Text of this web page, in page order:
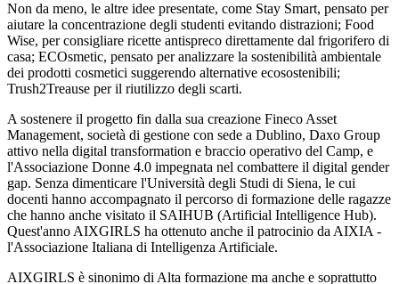
Non da meno, le altre idee presentate, come Stay Smart, pensato per
aiutare la concentrazione degli studenti evitando distrazioni; Food
Wise, per consigliare ricette antispreco direttamente dal frigorifero di
casa; ECOsmetic, pensato per analizzare la sostenibilità ambientale
dei prodotti cosmetici suggerendo alternative ecosostenibili;
Trush2Treause per il riutilizzo degli scarti.
A sostenere il progetto fin dalla sua creazione Fineco Asset
Management, società di gestione con sede a Dublino, Daxo Group
attivo nella digital transformation e braccio operativo del Camp, e
l'Associazione Donne 4.0 impegnata nel combattere il digital gender
gap. Senza dimenticare l'Università degli Studi di Siena, le cui
docenti hanno accompagnato il percorso di formazione delle ragazze
che hanno anche visitato il SAIHUB (Artificial Intelligence Hub).
Quest'anno AIXGIRLS ha ottenuto anche il patrocinio da AIXIA -
l'Associazione Italiana di Intelligenza Artificiale.
AIXGIRLS è sinonimo di Alta formazione ma anche e soprattutto